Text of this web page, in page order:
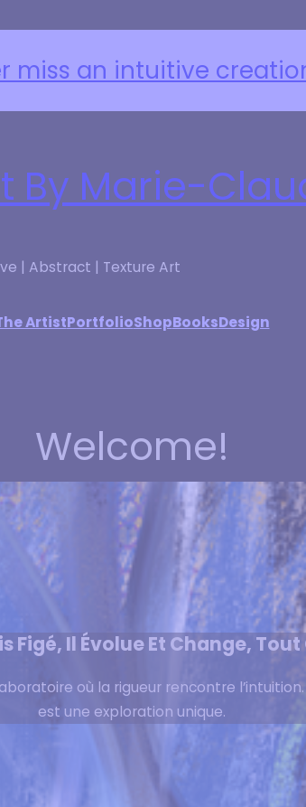
a Custom Piece
By Marie-
| Abstract | Texture Art
ArtistPortfolioShopBooksDesign
Welcome!
Figé, Il Évolue Et Change,
où la rigueur rencontre
est une exploration unique.